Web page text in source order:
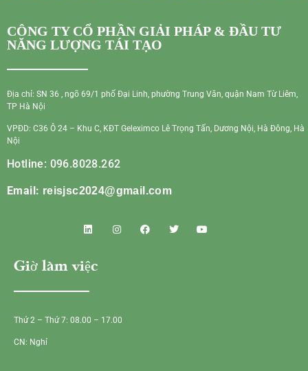
CÔNG TY CỔ PHẦN GIẢI PHÁP & ĐẦU TƯ
NĂNG LƯỢNG TÁI TẠO
Địa chỉ: SN 36 , ngõ 69/1 phố Đại Linh, phường Trung Văn, quận Nam Từ Liêm,
TP Hà Nội
VPĐD: C36 Ô 24 – Khu C, KĐT Geleximco Lê Trọng Tấn, Dương Nội, Hà Đông, Hà
Nội
Hotline: 096.8028.262
Email: reisjsc2024@gmail.com
Giờ làm việc
Thứ 2 – Thứ 7: 08.00 – 17.00
CN: Nghỉ